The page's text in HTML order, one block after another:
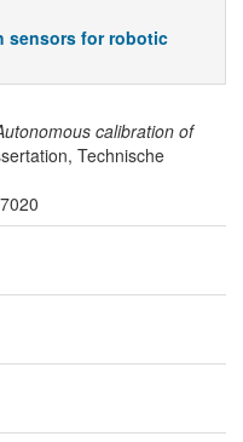
sensors for robotic
calibration of
Technische